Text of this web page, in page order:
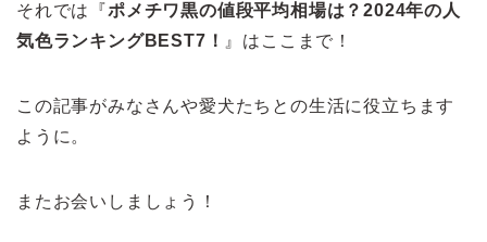
それでは『ポメチワ黒の値段平均相場は？2024年の人
気色ランキングBEST7！ 』はここまで！
この記事がみなさんや愛犬たちとの生活に役立ちます
ように。
またお会いしましょう！